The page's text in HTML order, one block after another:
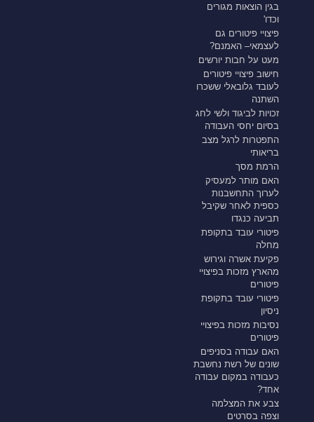
בגין הוצאות מגורים
וכדו'
פיצויי פיטורים גם
לעצמאי– האמנם?
מעט על חבות יורשים
חישוב פיצויי פיטורים
לעובד גלובאלי ששכרו
השתנה
זכויות לביגוד ולשי לחג
בסיום יחסי העבודה
התפטרות לרגל מצב
בריאותי
הרמת מסך
האם מותר למעסיק
לערוך התחשבנות
כספית לאחר שקיבל
תביעה כנגדו
פיטורי עובד בתקופת
מחלה
פקיעת אשרה וגירוש
מהארץ מזכות בפיצויי
פיטורים
פיטורי עובד בתקופת
ניסיון
נסיבות מזכות בפיצויי
פיטורים
האם עבודה בסניפים
שונים של רשת נחשבת
כעבודה במקום עבודה
אחד?
צבע את המצלמה
וצפה בסרטים